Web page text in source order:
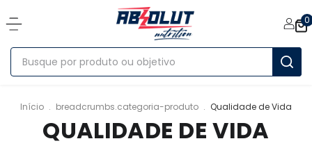
0
Início . breadcrumbs.categoria-produto . Qualidade de Vida
QUALIDADE DE VIDA